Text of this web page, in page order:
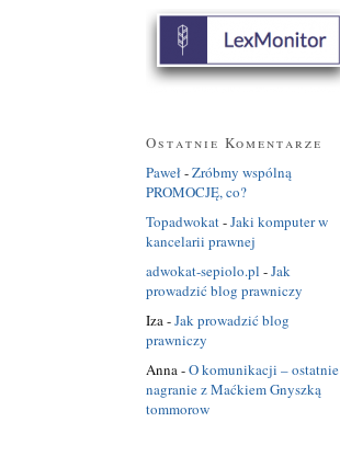
Ostatnie Komentarze
Paweł-Zróbmy wspólną
PROMOCJĘ, co?
Topadwokat-Jaki komputer w
kancelarii prawnej
adwokat-sepiolo.pl -Jak
prowadzić blog prawniczy
Iza-Jak prowadzić blog
prawniczy
Anna-O komunikacji – ostatnie
nagranie z Maćkiem Gnyszką
tommorow